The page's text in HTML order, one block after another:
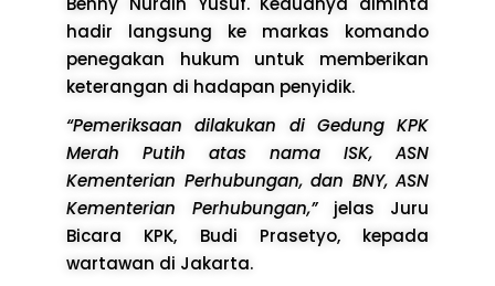
hadir langsung ke markas komando
penegakan hukum untuk memberikan
keterangan di hadapan penyidik.
“Pemeriksaan dilakukan di Gedung KPK
Merah Putih atas nama ISK, ASN
Kementerian Perhubungan, dan BNY, ASN
Kementerian Perhubungan,”jelas Juru
Bicara KPK, Budi Prasetyo, kepada
wartawan di Jakarta.